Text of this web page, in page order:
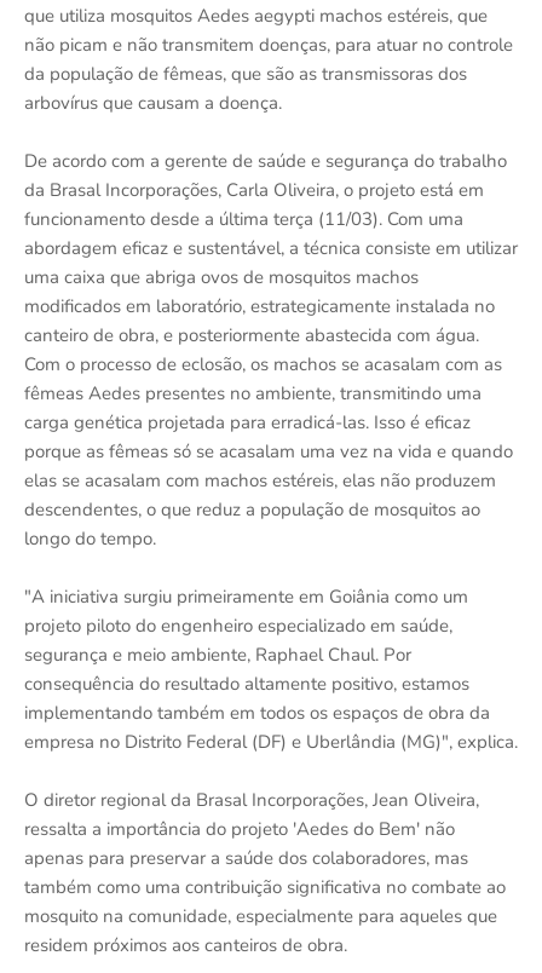
que utiliza mosquitos Aedes aegypti machos estéreis, que
não picam e não transmitem doenças, para atuar no controle
da população de fêmeas, que são as transmissoras dos
arbovírus que causam a doença.
De acordo com a gerente de saúde e segurança do trabalho
da Brasal Incorporações, Carla Oliveira, o projeto está em
funcionamento desde a última terça (11/03). Com uma
abordagem eficaz e sustentável, a técnica consiste em utilizar
uma caixa que abriga ovos de mosquitos machos
modificados em laboratório, estrategicamente instalada no
canteiro de obra, e posteriormente abastecida com água.
Com o processo de eclosão, os machos se acasalam com as
fêmeas Aedes presentes no ambiente, transmitindo uma
carga genética projetada para erradicá-las. Isso é eficaz
porque as fêmeas só se acasalam uma vez na vida e quando
elas se acasalam com machos estéreis, elas não produzem
descendentes, o que reduz a população de mosquitos ao
longo do tempo.
"A iniciativa surgiu primeiramente em Goiânia como um
projeto piloto do engenheiro especializado em saúde,
segurança e meio ambiente, Raphael Chaul. Por
consequência do resultado altamente positivo, estamos
implementando também em todos os espaços de obra da
empresa no Distrito Federal (DF) e Uberlândia (MG)", explica.
O diretor regional da Brasal Incorporações, Jean Oliveira,
ressalta a importância do projeto 'Aedes do Bem' não
apenas para preservar a saúde dos colaboradores, mas
também como uma contribuição significativa no combate ao
mosquito na comunidade, especialmente para aqueles que
residem próximos aos canteiros de obra.